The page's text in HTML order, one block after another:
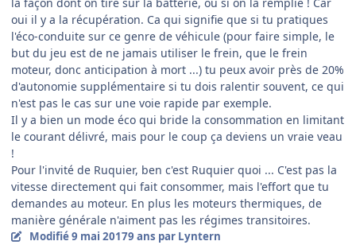
oui il y a la récupération. Ca qui signifie que si tu pratiques
l'éco-conduite sur ce genre de véhicule (pour faire simple, le
but du jeu est de ne jamais utiliser le frein, que le frein
moteur, donc anticipation à mort ...) tu peux avoir près de 20%
d'autonomie supplémentaire si tu dois ralentir souvent, ce qui
n'est pas le cas sur une voie rapide par exemple.
Il y a bien un mode éco qui bride la consommation en limitant
le courant délivré, mais pour le coup ça deviens un vraie veau
!
Pour l'invité de Ruquier, ben c'est Ruquier quoi ... C'est pas la
vitesse directement qui fait consommer, mais l'effort que tu
demandes au moteur. En plus les moteurs thermiques, de
manière générale n'aiment pas les régimes transitoires.
Modifié9 mai 20179 ans par Lyntern